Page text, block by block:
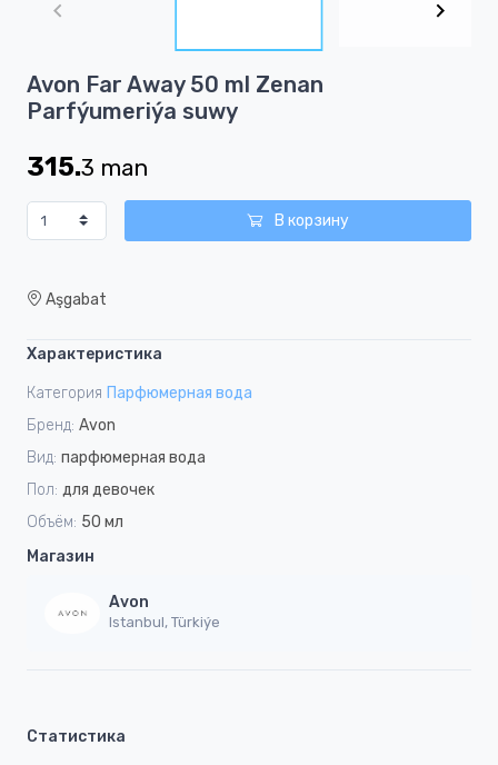
1
of
Avon Far Away 50 ml Zenan
Parfýumeriýa suwy
315.3 man
В корзину
Aşgabat
Характеристика
Категория Парфюмерная вода
Бренд: Avon
Вид: парфюмерная вода
Пол: для девочек
Объём: 50 мл
Магазин
Avon
Istanbul, Türkiýe
Статистика